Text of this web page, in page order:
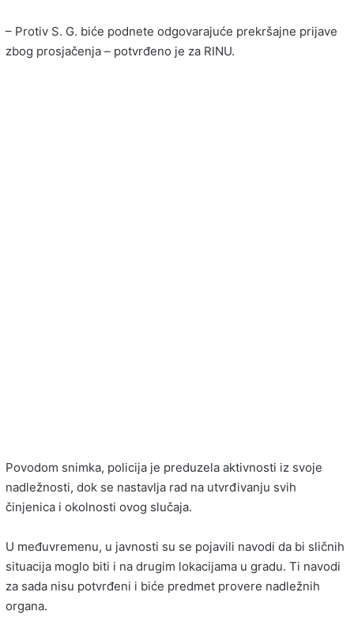
– Protiv S. G. biće podnete odgovarajuće prekršajne prijave
zbog prosjačenja – potvrđeno je za RINU.
Povodom snimka, policija je preduzela aktivnosti iz svoje
nadležnosti, dok se nastavlja rad na utvrđivanju svih
činjenica i okolnosti ovog slučaja.
U međuvremenu, u javnosti su se pojavili navodi da bi sličnih
situacija moglo biti i na drugim lokacijama u gradu. Ti navodi
za sada nisu potvrđeni i biće predmet provere nadležnih
organa.